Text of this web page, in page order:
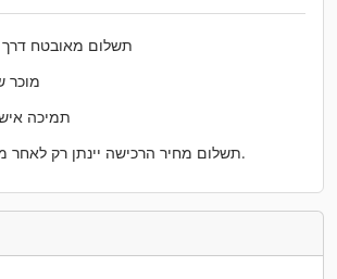
תשלום מאובטח דרך
מוכר
תמיכה
תשלום מחיר הרכישה יינתן רק לאחר מסירת הסחורה.